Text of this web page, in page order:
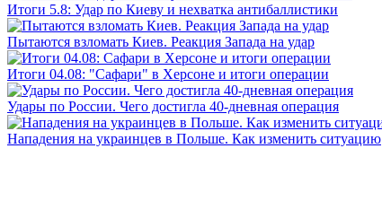
Итоги 5.8: Удар по Киеву и нехватка антибаллистики
Пытаются взломать Киев. Реакция Запада на удар
Итоги 04.08: "Сафари" в Херсоне и итоги операции
Удары по России. Чего достигла 40-дневная операция
Нападения на украинцев в Польше. Как изменить ситуацию